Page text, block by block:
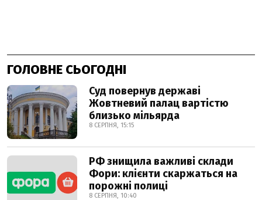
ГОЛОВНЕ СЬОГОДНІ
Суд повернув державі
Жовтневий палац вартістю
близько мільярда
8 СЕРПНЯ, 15:15
РФ знищила важливі склади
Фори: клієнти скаржаться на
порожні полиці
8 СЕРПНЯ, 10:40